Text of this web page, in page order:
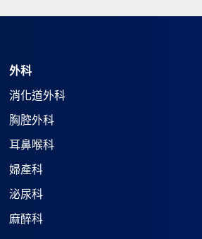
r
外科
消化道外科
胸腔外科
耳鼻喉科
婦產科
泌尿科
麻醉科